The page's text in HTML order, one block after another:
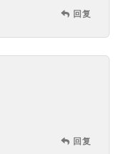
回复
回复